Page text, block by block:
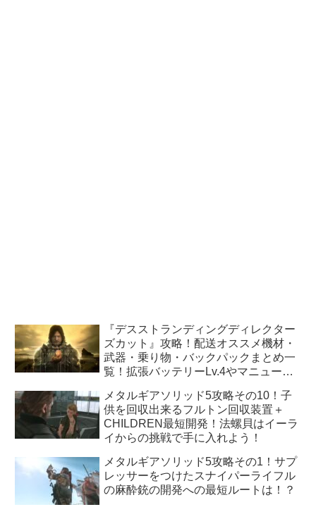
『デスストランディングディレクター
ズカット』攻略！配送オススメ機材・
武器・乗り物・バックパックまとめ一
覧！拡張バッテリーLv.4やマニューバ
る！？
メタルギアソリッド5攻略その10！子
供を回収出来るフルトン回収装置＋
CHILDREN最短開発！法螺貝はイーラ
イからの挑戦で手に入れよう！
メタルギアソリッド5攻略その1！サプ
レッサーをつけたスナイパーライフル
の麻酔銃の開発への最短ルートは！？